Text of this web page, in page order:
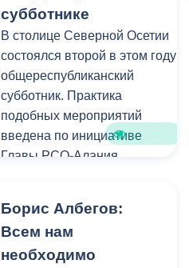
субботнике
В столице Северной Осетии
состоялся второй в этом году
общереспубликанский
субботник. Практика
подобных мероприятий
введена по инициативе
Главы РСО-Алания
последние выходные
каждого месяца при
благоприятных погодных
Борис Албегов:
Всем нам
необходимо